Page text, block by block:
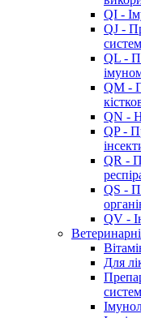
QI -
QJ -
QL -
QM -
QN -
QP -
QR -
QS -
QV -
Ветеринарні
Для